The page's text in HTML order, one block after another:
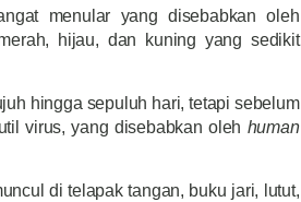
menular yang disebabkan oleh
hijau, dan kuning yang sedikit
hingga sepuluh hari, tetapi sebelum
virus, yang disebabkan oleh human
di telapak tangan, buku jari, lutut,